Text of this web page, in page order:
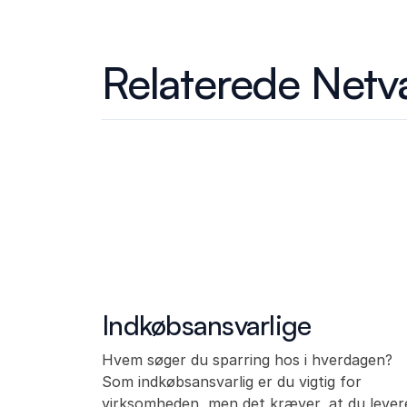
Relaterede
Indkøbsansvarlige
Hvem søger du sparring hos i hverdagen?
Som indkøbsansvarlig er du vigtig for
virksomheden, men det kræver, at du